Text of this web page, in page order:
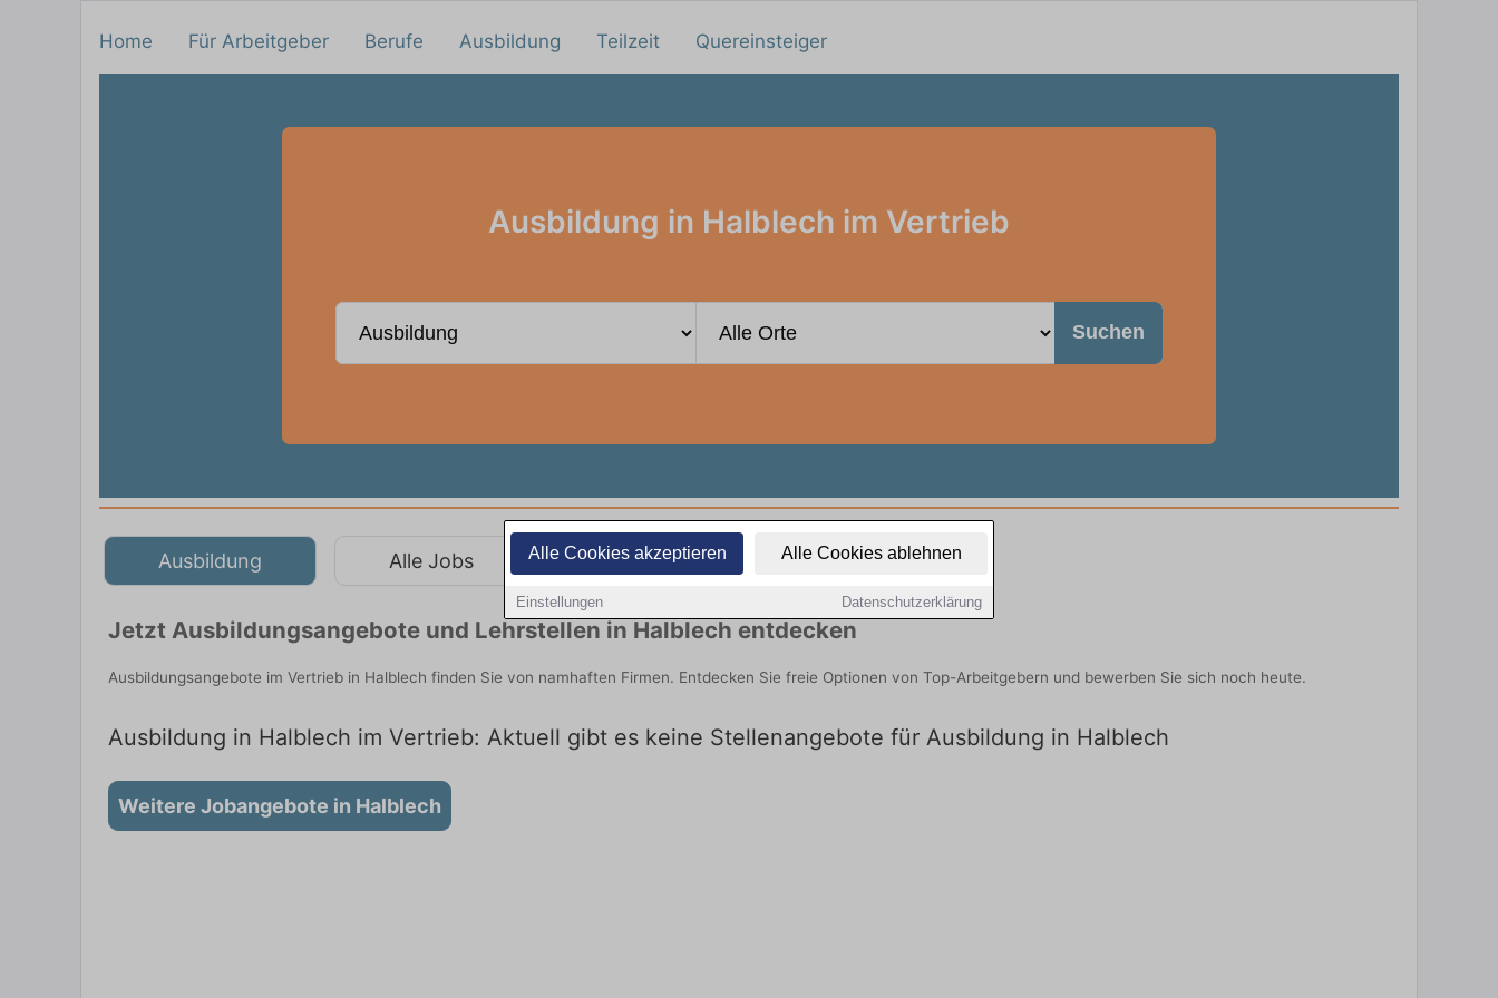
Alle Cookies akzeptieren Alle Cookies ablehnen
Einstellungen Datenschutzerklärung
Home Für Arbeitgeber Berufe Ausbildung Teilzeit Quereinsteiger
Ausbildung in Halblech im Vertrieb
Suchen
Ausbildung Alle Jobs Teilzeit Quereinsteiger
Jetzt Ausbildungsangebote und Lehrstellen in Halblech entdecken
Ausbildungsangebote im Vertrieb in Halblech finden Sie von namhaften Firmen. Entdecken Sie freie Optionen von Top-Arbeitgebern und bewerben Sie sich noch heute.
Ausbildung in Halblech im Vertrieb: Aktuell gibt es keine Stellenangebote für Ausbildung in Halblech
Weitere Jobangebote in Halblech